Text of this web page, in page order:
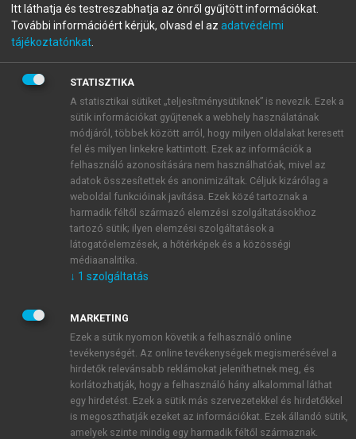
fiókoddal,vagy hozz létre új fiókot.
A regisztráció után apróbaidőszakautomatikusan
BELÉPÉS SAJÁT FIÓKKAL
ÚJ FIÓK LÉTREHOZÁSA
1 óra díjmentes hozzáférés
E-MAIL-CÍM
JELSZÓ
JELSZÓ ÚJRA
Kérek értesítést a MeRSZ újdonságairól, akcióiról.
Itt láthatja és testreszabhatja az önről gyűjtött információkat.
További információért kérjük, olvasd el az adatvédelmi
tájékoztatónkat
STATISZTIKA
A statisztikai sütiket „teljesítménysütiknek” is nevezik. Ezek a
sütik információkat gyűjtenek a webhely használatának
módjáról, többek között arról, hogy milyen oldalakat keresett
fel és milyen linkekre kattintott. Ezek az információk a
felhasználó azonosítására nem használhatóak, mivel az
adatok összesítettek és anonimizáltak. Céljuk kizárólag a
weboldal funkcióinak javítása. Ezek közé tartoznak a
harmadik féltől származó elemzési szolgáltatásokhoz
tartozó sütik; ilyen elemzési szolgáltatások a
látogatóelemzések, a hőtérképek és a közösségi
médiaanalitika.
↓ 1 szolgáltatás
MARKETING
Ezek a sütik nyomon követik a felhasználó online
tevékenységét. Az online tevékenységek megismerésével a
hirdetők relevánsabb reklámokat jeleníthetnek meg, és
korlátozhatják, hogy a felhasználó hány alkalommal láthat
egy hirdetést. Ezek a sütik más szervezetekkel és hirdetőkkel
is megoszthatják ezeket az információkat. Ezek állandó sütik,
amelyek szinte mindig egy harmadik féltől származnak.